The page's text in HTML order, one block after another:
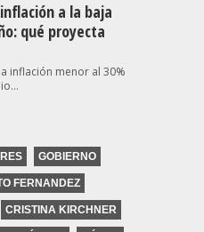
a la baja
qué proyecta
inflación menor al 30%
GOBIERNO
FERNANDEZ
CRISTINA KIRCHNER